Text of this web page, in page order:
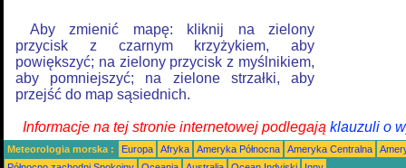
Aby zmienić mapę: kliknij na zielony
przycisk z czarnym krzyżykiem, aby
powiększyć; na zielony przycisk z myślnikiem,
aby pomniejszyć; na zielone strzałki, aby
przejść do map sąsiednich.
Informacje na tej stronie internetowej podlegają klauzuli o
Meteorologia morska : Europa Afryka Ameryka Północna Ameryka Centralna